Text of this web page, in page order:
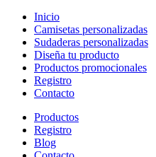
Inicio
Camisetas personalizadas
Sudaderas personalizadas
Diseña tu producto
Productos promocionales
Registro
Contacto
Productos
Registro
Blog